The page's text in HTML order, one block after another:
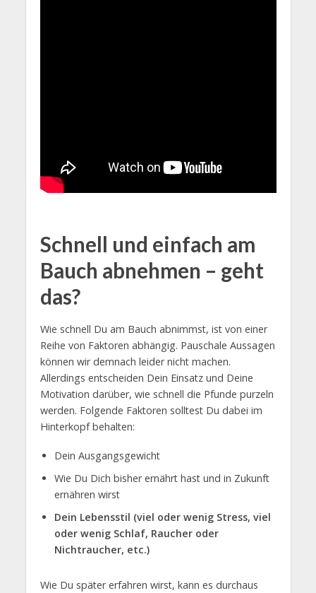
Schnell und einfach am
Bauch abnehmen – geht
das?
Wie schnell Du am Bauch abnimmst, ist von einer
Reihe von Faktoren abhängig. Pauschale Aussagen
können wir demnach leider nicht machen.
Allerdings entscheiden Dein Einsatz und Deine
Motivation darüber, wie schnell die Pfunde purzeln
werden. Folgende Faktoren solltest Du dabei im
Hinterkopf behalten:
Dein Ausgangsgewicht
Wie Du Dich bisher ernährt hast und in Zukunft
ernähren wirst
Dein Lebensstil (viel oder wenig Stress, viel
oder wenig Schlaf, Raucher oder
Nichtraucher, etc.)
Wie Du später erfahren wirst, kann es durchaus